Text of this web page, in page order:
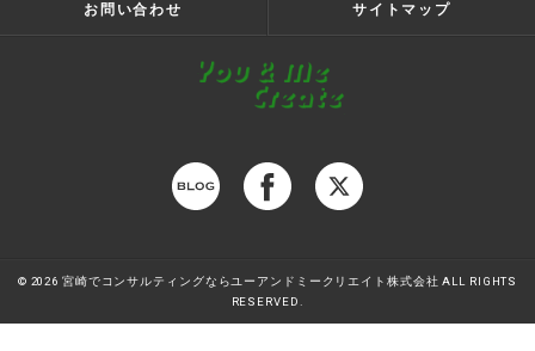
お問い合わせ サイトマップ
© 2026 宮崎でコンサルティングならユーアンドミークリエイト株式会社 ALL RIGHTS
RESERVED.